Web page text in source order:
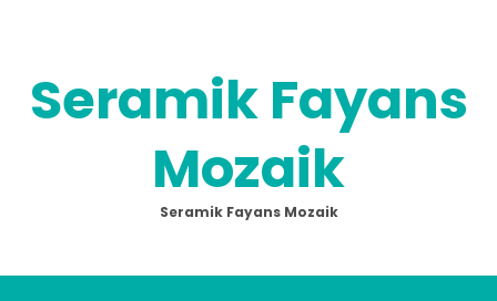
Seramik Fayans
Mozaik
Seramik Fayans Mozaik